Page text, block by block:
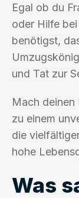
Egal ob du
oder Hilfe
benötigst,
und Tat zur
Mach deinen
zu einem
die
hohe
Was